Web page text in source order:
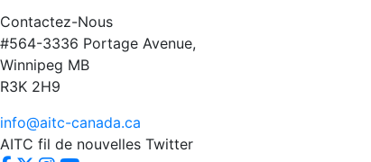
Contactez-Nous
#564-3336 Portage Avenue,
Winnipeg MB
R3K 2H9
info@aitc-canada.ca
AITC fil de nouvelles Twitter